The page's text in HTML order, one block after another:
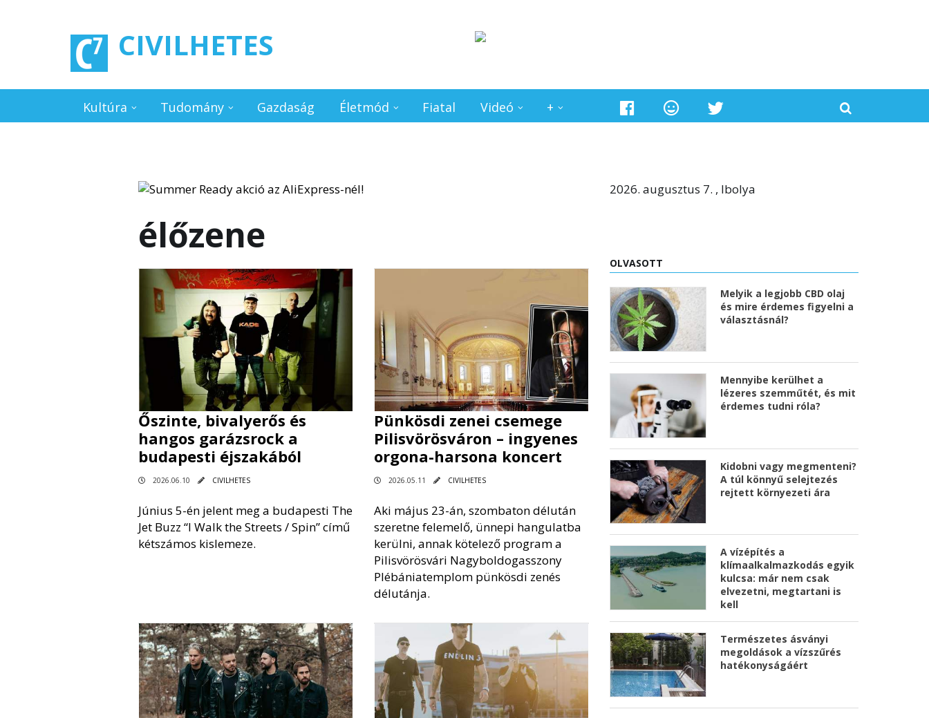
CIVILHETES
Kultúra Tudomány Gazdaság Életmód Fiatal Videó +
élőzene
Őszinte, bivalyerős és
hangos garázsrock a
budapesti éjszakából
2026.06.10 CIVILHETES
Június 5-én jelent meg a budapesti The
Jet Buzz “I Walk the Streets / Spin” című
kétszámos kislemeze.
Pünkösdi zenei csemege
Pilisvörösváron – ingyenes
orgona-harsona koncert
2026.05.11 CIVILHETES
Aki május 23-án, szombaton délután
szeretne felemelő, ünnepi hangulatba
kerülni, annak kötelező program a
Pilisvörösvári Nagyboldogasszony
Plébániatemplom pünkösdi zenés
délutánja.
2026. augusztus 7. , Ibolya
OLVASOTT
Melyik a legjobb CBD olaj
és mire érdemes figyelni a
választásnál?
Mennyibe kerülhet a
lézeres szemműtét, és mit
érdemes tudni róla?
Kidobni vagy megmenteni?
A túl könnyű selejtezés
rejtett környezeti ára
A vízépítés a
klímaalkalmazkodás egyik
kulcsa: már nem csak
elvezetni, megtartani is
kell
Természetes ásványi
megoldások a vízszűrés
hatékonyságáért